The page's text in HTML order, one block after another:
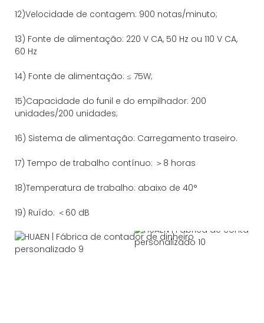
12)Velocidade de contagem: 900 notas/minuto;
13) Fonte de alimentação: 220 V CA, 50 Hz ou 110 V CA,
60 Hz
14) Fonte de alimentação: ≤ 75W;
15)Capacidade do funil e do empilhador: 200
unidades/200 unidades;
16) Sistema de alimentação: Carregamento traseiro.
17) Tempo de trabalho contínuo: ＞8 horas
18)Temperatura de trabalho: abaixo de 40°
19) Ruído: ＜60 dB